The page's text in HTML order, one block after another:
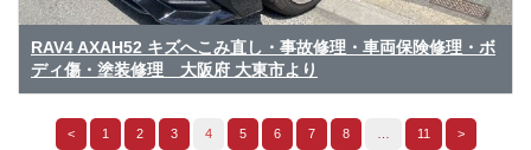
RAV4 AXAH52 キズへこみ直し・事故修理・車両保険修理・ボ
ディ傷・塗装修理 大阪府 大東市より
< 1 2 3 4 5 6 7 8 11 >